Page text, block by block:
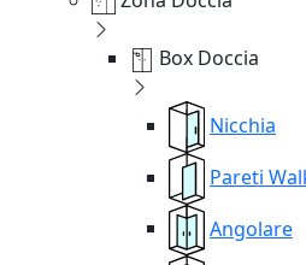
Box Doccia
Nicchia
Pareti
Angolare